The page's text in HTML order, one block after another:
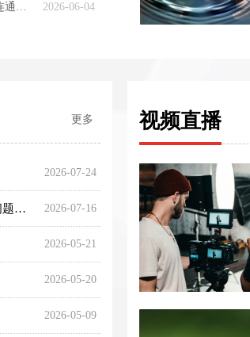
更多
2026-07-24
2026-07-16
新修订的商标法明年1月1日起施行，着力破解困扰行业发展问题—— 彰显商标不是“藏品”而是“用品”
2026-05-21
2026-05-20
2026-05-09
视频直播
2026-06-04
平陆运河全线通水 西南开辟江海直连通道 字体： 小 中 大 分享到：